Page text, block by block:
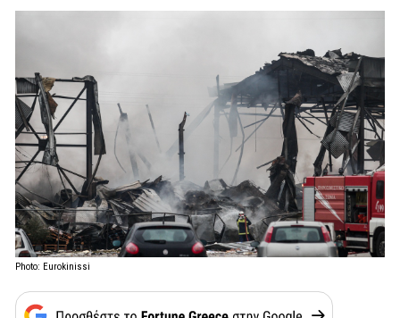
Photo: Eurokinissi